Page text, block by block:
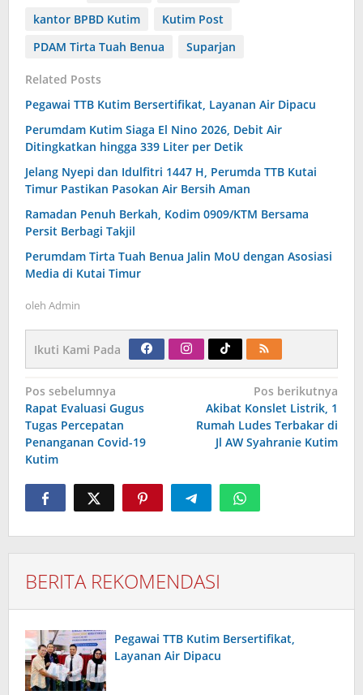
kantor BPBD Kutim
Kutim Post
PDAM Tirta Tuah Benua
Suparjan
Related Posts
Pegawai TTB Kutim Bersertifikat, Layanan Air Dipacu
Perumdam Kutim Siaga El Nino 2026, Debit Air
Ditingkatkan hingga 339 Liter per Detik
Jelang Nyepi dan Idulfitri 1447 H, Perumda TTB Kutai
Timur Pastikan Pasokan Air Bersih Aman
Ramadan Penuh Berkah, Kodim 0909/KTM Bersama
Persit Berbagi Takjil
Perumdam Tirta Tuah Benua Jalin MoU dengan Asosiasi
Media di Kutai Timur
oleh Admin
Ikuti Kami Pada
Navigasi
pos
Pos sebelumnya
Rapat Evaluasi Gugus
Tugas Percepatan
Penanganan Covid-19
Kutim
Pos berikutnya
Akibat Konslet Listrik, 1
Rumah Ludes Terbakar di
Jl AW Syahranie Kutim
BERITA REKOMENDASI
Pegawai TTB Kutim Bersertifikat,
Layanan Air Dipacu